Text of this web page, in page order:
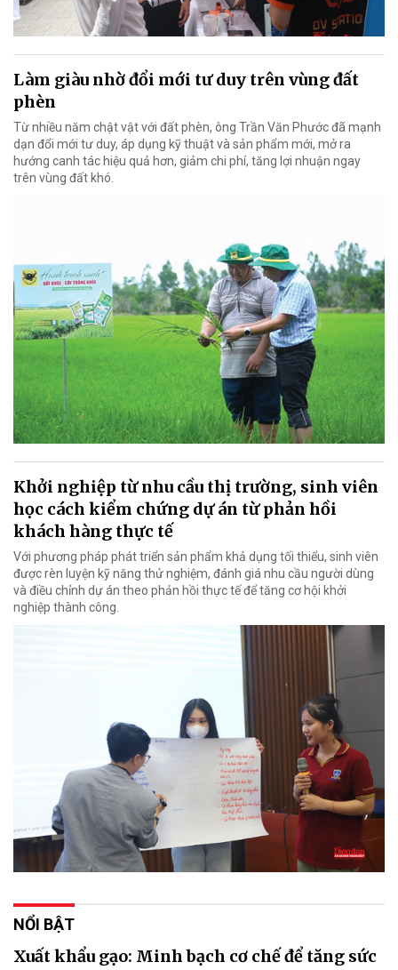
Làm giàu nhờ đổi mới tư duy trên vùng đất
phèn
Từ nhiều năm chật vật với đất phèn, ông Trần Văn Phước đã mạnh
dạn đổi mới tư duy, áp dụng kỹ thuật và sản phẩm mới, mở ra
hướng canh tác hiệu quả hơn, giảm chi phí, tăng lợi nhuận ngay
trên vùng đất khó.
Khởi nghiệp từ nhu cầu thị trường, sinh viên
học cách kiểm chứng dự án từ phản hồi
khách hàng thực tế
Với phương pháp phát triển sản phẩm khả dụng tối thiểu, sinh viên
được rèn luyện kỹ năng thử nghiệm, đánh giá nhu cầu người dùng
và điều chỉnh dự án theo phản hồi thực tế để tăng cơ hội khởi
nghiệp thành công.
NỔI BẬT
Xuất khẩu gạo: Minh bạch cơ chế để tăng sức